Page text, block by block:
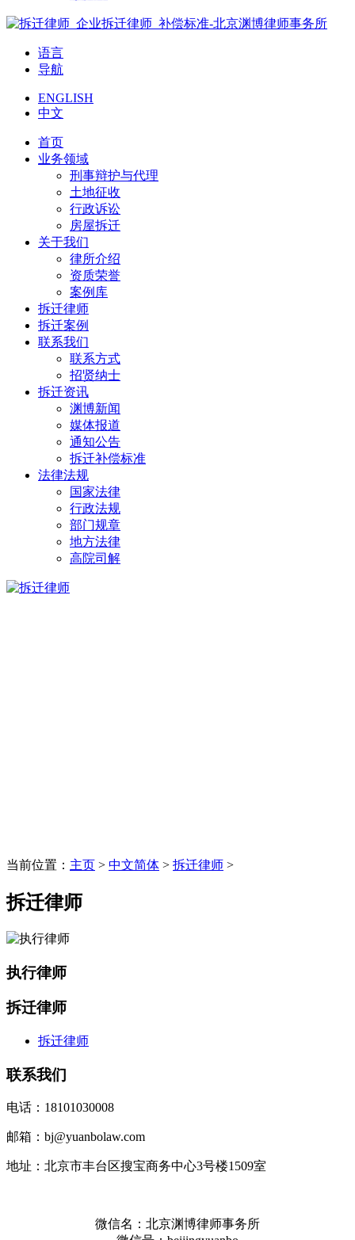
语言
导航
ENGLISH
中文
首页
业务领域
刑事辩护与代理
土地征收
行政诉讼
房屋拆迁
关于我们
律所介绍
资质荣誉
案例库
拆迁律师
拆迁案例
联系我们
联系方式
招贤纳士
拆迁资讯
渊博新闻
媒体报道
通知公告
拆迁补偿标准
法律法规
国家法律
行政法规
部门规章
地方法律
高院司解
当前位置： 主页 > 中文简体 > 拆迁律师 >
拆迁律师
执行律师
拆迁律师
拆迁律师
联系我们
电话：18101030008
邮箱：bj@yuanbolaw.com
地址：北京市丰台区搜宝商务中心3号楼1509室
微信名：北京渊博律师事务所